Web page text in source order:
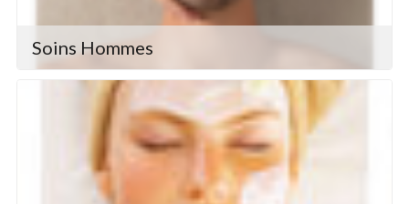
Soins Hommes